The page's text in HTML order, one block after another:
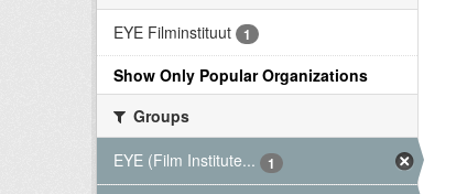
EYE Filminstituut
1
Show Only Popular Organizations
Groups
EYE (Film Institute...
1